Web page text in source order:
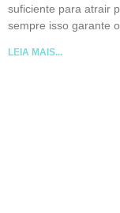
suficiente para atrair
sempre isso garante
LEIA MAIS...